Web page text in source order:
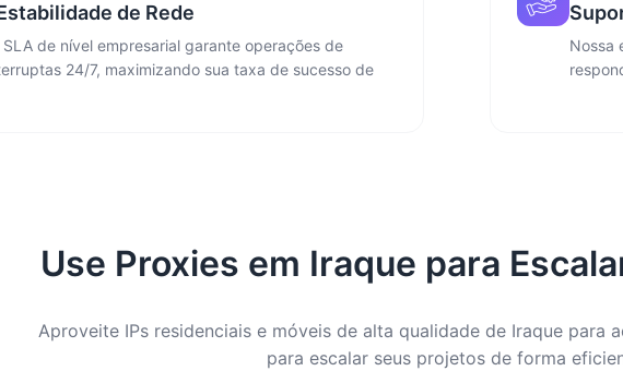
de Rede
de nível empresarial garante operações de
24/7, maximizando sua taxa de sucesso de
Nossa
Use Proxies em Iraque para
Aproveite IPs residenciais e móveis de alta qualidade de Iraque para
para escalar seus projetos de forma